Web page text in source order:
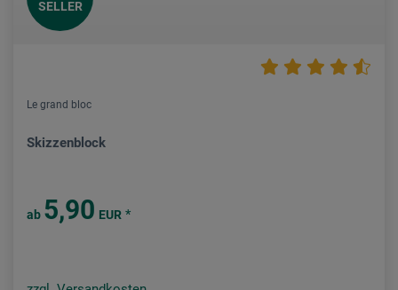
SELLER
Le grand bloc
Skizzenblock
ab 5,90 EUR *